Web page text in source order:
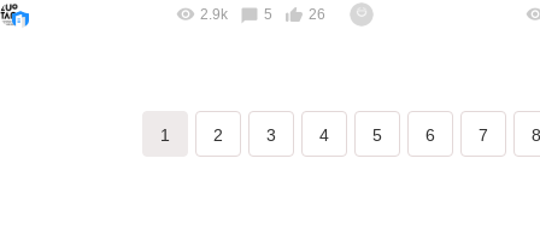
2.9k 5 26
1 2 3 4 5 6 7 8